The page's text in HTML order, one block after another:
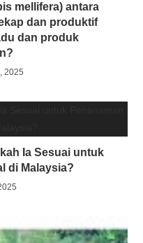
mellifera) antara
dan produktif
dan produk
2025
Ia Sesuai untuk
di Malaysia?